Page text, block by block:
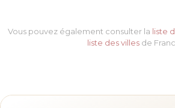
Vous pouvez également consulter la liste
liste des villesde